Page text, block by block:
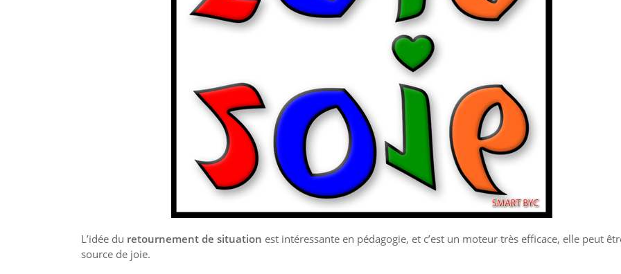
L’idée du retournement de situation est intéressante en pédagogie, et c’est un moteur très efficace, elle peut
source de joie.